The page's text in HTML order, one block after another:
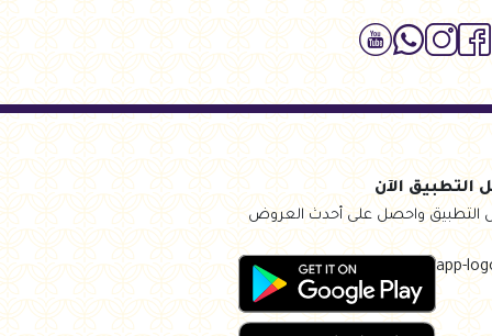
التطبيق الآن
التطبيق واحصل على أحدث العروض